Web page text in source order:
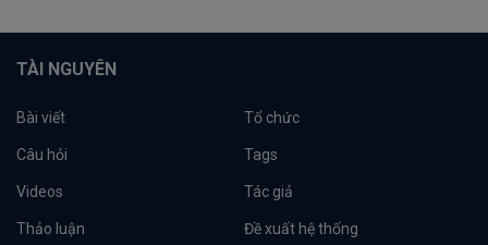
TÀI NGUYÊN
Bài viết Tổ chức
Câu hỏi Tags
Videos Tác giả
Thảo luận Đề xuất hệ thống